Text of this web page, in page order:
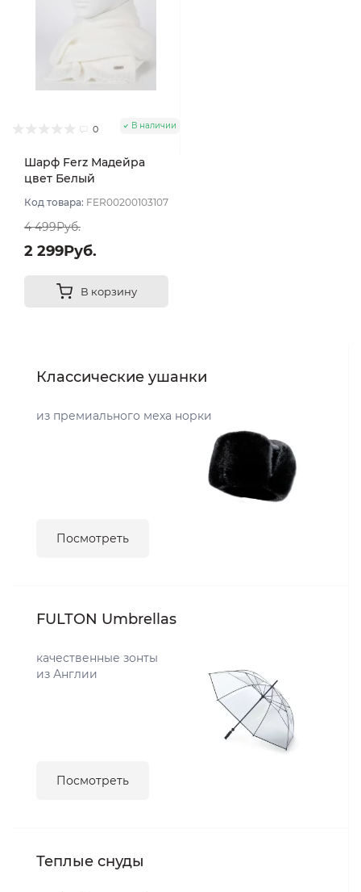
0 В наличии
Шарф Ferz Мадейра
цвет Белый
Код товара: FER00200103107
4 499Руб.
2 299Руб.
В корзину
Классические ушанки
из премиального меха норки
Посмотреть
FULTON Umbrellas
качественные зонты
из Англии
Посмотреть
Теплые снуды